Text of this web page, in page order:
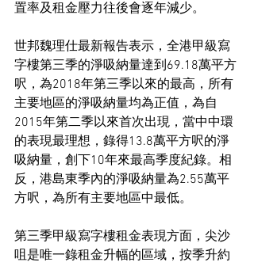
置率及租金壓力往後會逐年減少。
世邦魏理仕最新報告表示，全港甲級寫
字樓第三季的淨吸納量達到69.18萬平方
呎，為2018年第三季以來的最高，所有
主要地區的淨吸納量均為正值，為自
2015年第二季以來首次出現，當中中環
的表現最理想，錄得13.8萬平方呎的淨
吸納量，創下10年來最高季度紀錄。相
反，港島東季內的淨吸納量為2.55萬平
方呎，為所有主要地區中最低。
第三季甲級寫字樓租金表現方面，尖沙
咀是唯一錄租金升幅的區域，按季升約